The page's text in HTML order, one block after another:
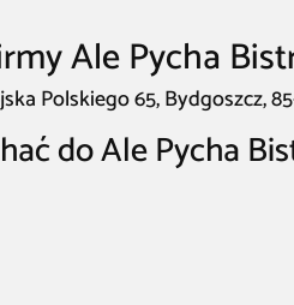
Ale Pycha
Polskiego 65, Bydgoszcz,
do Ale Pycha